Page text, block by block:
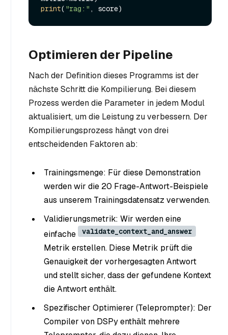
print( "rag:"
Optimieren der Pipeline
Nach der Definition dieses Programms ist der
nächste Schritt die Kompilierung. Bei diesem
Prozess werden die Parameter in jedem Modul
aktualisiert, um die Leistung zu verbessern. Der
Kompilierungsprozess hängt von drei
entscheidenden Faktoren ab:
Trainingsmenge: Für diese Demonstration
werden wir die 20 Frage-Antwort-Beispiele
aus unserem Trainingsdatensatz verwenden.
Validierungsmetrik: Wir werden eine
einfache
validate_context_and_answer
Metrik erstellen. Diese Metrik prüft die
Genauigkeit der vorhergesagten Antwort
und stellt sicher, dass der gefundene Kontext
die Antwort enthält.
Spezifischer Optimierer (Teleprompter): Der
Compiler von DSPy enthält mehrere